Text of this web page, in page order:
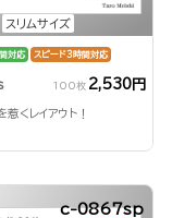
スリムサイズ
対応 スピード3時間対応
100枚 2,530円
くレイアウト！
c-0867sp